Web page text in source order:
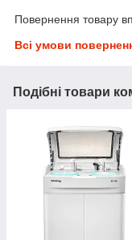
Повернення товару
Всі умови
Подібні товари